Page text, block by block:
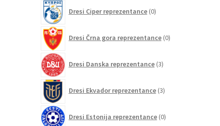
Dresi Ciper reprezentance 0izdelkov
Dresi Črna gora reprezentance 0izdelkov
Dresi Danska reprezentance 3izdelki
Dresi Ekvador reprezentance 3izdelki
Dresi Estonija reprezentance 0izdelkov